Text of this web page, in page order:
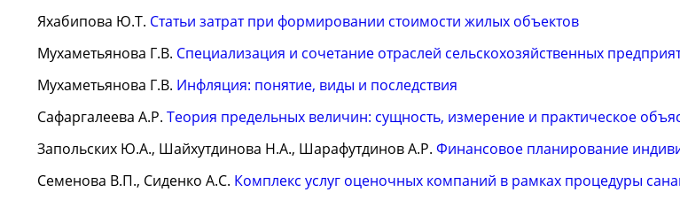
Яхабипова Ю.Т. Статьи затрат при формировании стоимости жилых объектов
Мухаметьянова Г.В. Специализация и сочетание отраслей сельскохозяйственных
Мухаметьянова Г.В. Инфляция: понятие, виды и последствия
Сафаргалеева А.Р. Теория предельных величин: сущность, измерение и практическое
Запольских Ю.А., Шайхутдинова Н.А., Шарафутдинов А.Р. Финансовое планирование
Семенова В.П., Сиденко А.С. Комплекс услуг оценочных компаний в рамках процедуры